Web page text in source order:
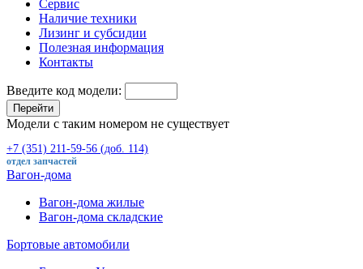
Сервис
Наличие техники
Лизинг и субсидии
Полезная информация
Контакты
Введите код модели:
Перейти
Модели с таким номером не существует
+7 (351) 211-59-56 (доб. 114)
отдел запчастей
Вагон-дома
Вагон-дома жилые
Вагон-дома складские
Бортовые автомобили